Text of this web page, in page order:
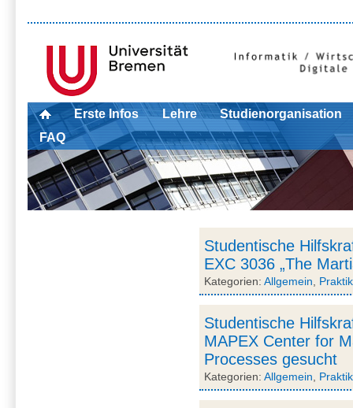
Erste Infos Lehre
Studienorganisation
FAQ
Studentische
EXC 3036 „The
Kategorien: Allgemein
Studentische
MAPEX Center for
Processes gesucht
Kategorien: Allgemein